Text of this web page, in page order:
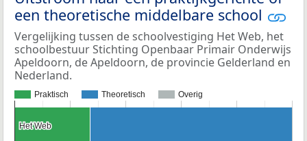
een theoretische middelbare school
Vergelijking tussen de schoolvestiging Het Web, het
schoolbestuur Stichting Openbaar Primair Onderwijs
Apeldoorn, de Apeldoorn, de provincie Gelderland en
Nederland.
Praktisch Theoretisch Overig
Het Web
Het Web